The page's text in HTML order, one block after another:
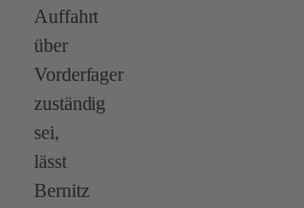
Auffahrt
über
Vorderfager
zuständig
sei,
lässt
Bernitz